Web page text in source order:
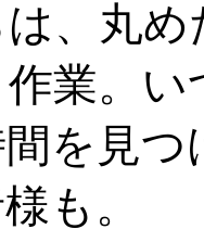
、丸
業。
間を見
も。